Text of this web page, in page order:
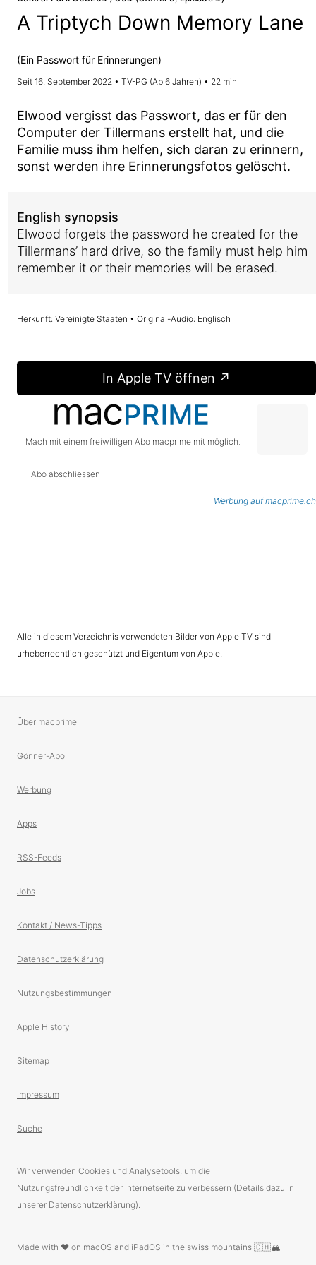
A Triptych Down Memory Lane
(Ein Passwort für Erinnerungen)
Seit 16. September 2022 • TV-PG (Ab 6 Jahren) • 22 min
Elwood vergisst das Passwort, das er für den
Computer der Tillermans erstellt hat, und die
Familie muss ihm helfen, sich daran zu erinnern,
sonst werden ihre Erinnerungsfotos gelöscht.
English synopsis
Elwood forgets the password he created for the
Tillermans’ hard drive, so the family must help him
remember it or their memories will be erased.
Herkunft: Vereinigte Staaten • Original-Audio: Englisch
In Apple TV öffnen ↗
Mach mit einem freiwilligen Abo macprime mit möglich.
Abo abschliessen
Werbung auf macprime.ch
Alle in diesem Verzeichnis verwendeten Bilder von Apple TV sind
urheberrechtlich geschützt und Eigentum von Apple.
Über macprime
Gönner-Abo
Werbung
Apps
RSS-Feeds
Jobs
Kontakt / News-Tipps
Datenschutzerklärung
Nutzungsbestimmungen
Apple History
Sitemap
Impressum
Suche
Wir verwenden Cookies und Analysetools, um die
Nutzungsfreundlichkeit der Internetseite zu verbessern (Details dazu in
unserer Datenschutzerklärung).
Made with ❤️ on macOS and iPadOS in the swiss mountains 🇨🇭🏔